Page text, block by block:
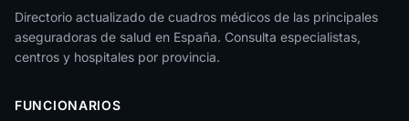
Jaén
La Rioja
León
Directorio actualizado de cuadros médicos de las principales
aseguradoras de salud en España. Consulta especialistas,
centros y hospitales por provincia.
FUNCIONARIOS